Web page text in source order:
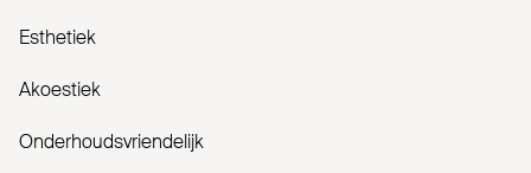
Esthetiek
Akoestiek
Onderhoudsvriendelijk